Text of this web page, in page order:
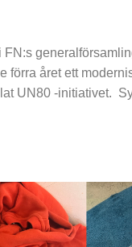
FN:s
förra året ett
UN80 -initiativet.